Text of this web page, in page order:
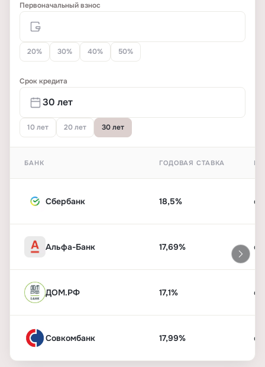
Первоначальный взнос
20% 30% 40% 50%
Срок кредита
10 лет 20 лет 30 лет
БАНК ГОДОВАЯ СТАВКА
Сбербанк 18,5%
Альфа-Банк 17,69%
ДОМ.РФ 17,1%
Совкомбанк 17,99%